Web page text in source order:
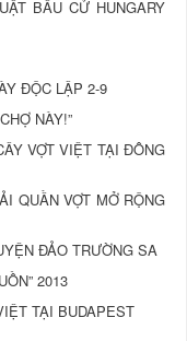
BẦU CỬ HUNGARY
ĐỘC LẬP 2-9
NÀY!”
VỢT VIỆT TẠI ĐÔNG
QUẦN VỢT MỞ RỘNG
ĐẢO TRƯỜNG SA
2013
TẠI BUDAPEST